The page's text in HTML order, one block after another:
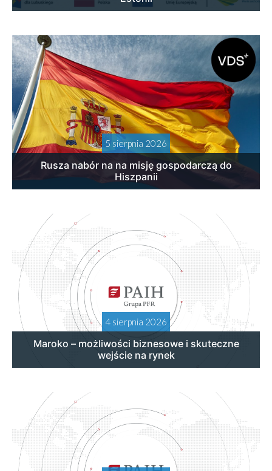
5 sierpnia 2026
Rusza nabór na na misję gospodarczą do
Hiszpanii
4 sierpnia 2026
Maroko – możliwości biznesowe i skuteczne
wejście na rynek